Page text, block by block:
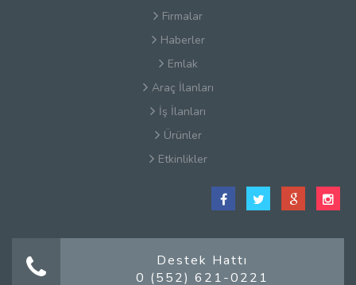
Firmalar
Haberler
Emlak
Araç İlanları
İş İlanları
Ürünler
Etkinlikler
Satış Sözleşmesi
Güvenlik
Gizlilik Sözleşmesi
Destek Hattı
0 (552) 621-0221